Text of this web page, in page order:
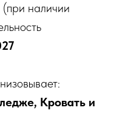
наличии
Кровать и